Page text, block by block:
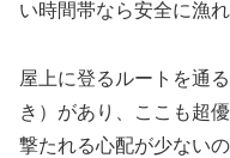
い時間帯なら安全に漁れ
屋上に登るルートを通
き）があり、ここも超
撃たれる心配が少ない